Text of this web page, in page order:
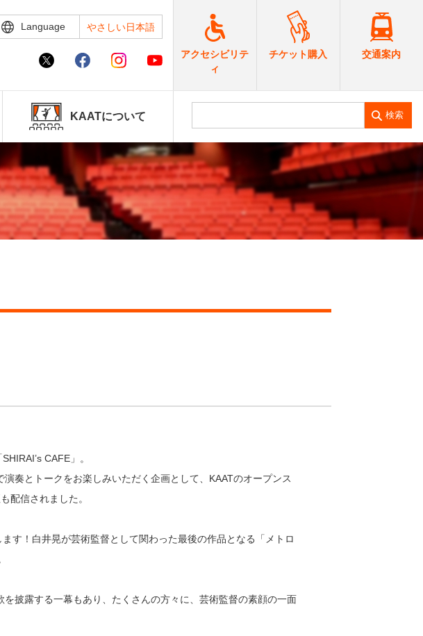
Language やさしい日本語
アクセシビリテ
ィ
チケット購入 交通案内
KAATについて 検索
CAFE」。
奏とトークをお楽しみいただく企画として、KAATのオープンス
配信されました。
す！白井晃が芸術監督として関わった最後の作品となる「メトロ
披露する一幕もあり、たくさんの方々に、芸術監督の素顔の一面